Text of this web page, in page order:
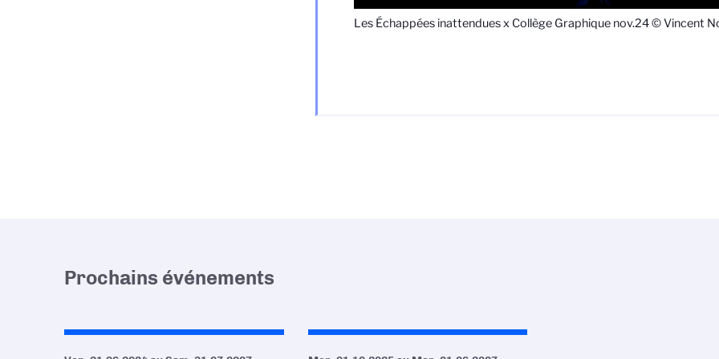
Les Échappées inattendues x Collège Graphique nov.24 © Vincent
Prochains événements